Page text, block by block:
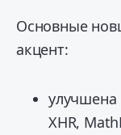
Основные
акцент:
улучшена
XHR,